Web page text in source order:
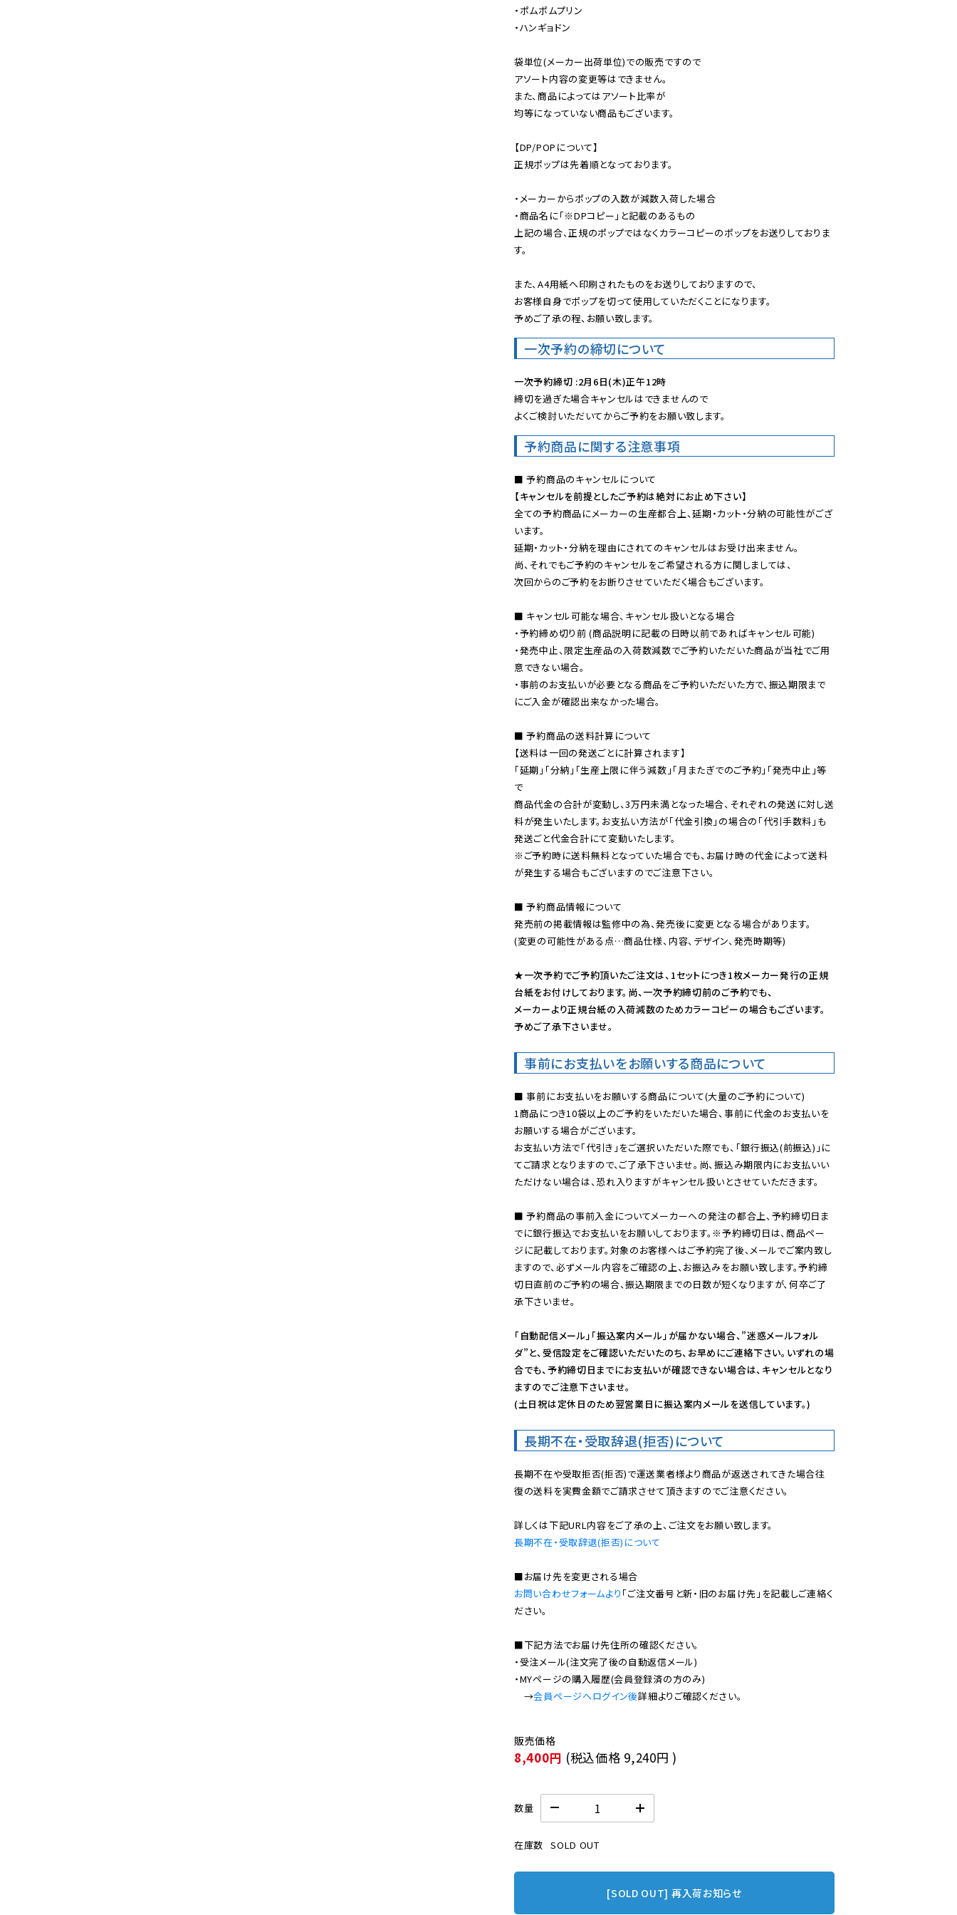
・ポムポムプリン
・ハンギョドン
袋単位(メーカー出荷単位)での販売ですので
アソート内容の変更等はできません。
また、商品によってはアソート比率が
均等になっていない商品もございます。
【DP/POPについて】
正規ポップは先着順となっております。
・メーカーからポップの入数が減数入荷した場合
・商品名に「※DPコピー」と記載のあるもの
上記の場合、正規のポップではなくカラーコピーのポップをお送りしておりま
す。
また、A4用紙へ印刷されたものをお送りしておりますので、
お客様自身でポップを切って使用していただくことになります。
予めご了承の程、お願い致します。
一次予約の締切について
一次予約締切 :2月6日(木)正午12時
締切を過ぎた場合キャンセルはできませんので
よくご検討いただいてからご予約をお願い致します。
予約商品に関する注意事項
【キャンセルを前提としたご予約は絶対にお止め下さい】
全ての予約商品にメーカーの生産都合上、延期・カット・分納の可能性がござ
います。
延期・カット・分納を理由にされてのキャンセルはお受け出来ません。
尚、それでもご予約のキャンセルをご希望される方に関しましては、
次回からのご予約をお断りさせていただく場合もございます。
■ キャンセル可能な場合、キャンセル扱いとなる場合
・予約締め切り前 (商品説明に記載の日時以前であればキャンセル可能)
・発売中止、限定生産品の入荷数減数でご予約いただいた商品が当社でご用
意できない場合。
・事前のお支払いが必要となる商品をご予約いただいた方で、振込期限まで
にご入金が確認出来なかった場合。
■ 予約商品の送料計算について
【送料は一回の発送ごとに計算されます】
「延期」「分納」「生産上限に伴う減数」「月またぎでのご予約」「発売中止」等
で
商品代金の合計が変動し、3万円未満となった場合、それぞれの発送に対し送
料が発生いたします。お支払い方法が「代金引換」の場合の「代引手数料」も
※ご予約時に送料無料となっていた場合でも、お届け時の代金によって送料
が発生する場合もございますのでご注意下さい。
■ 予約商品情報について
発売前の掲載情報は監修中の為、発売後に変更となる場合があります。
(変更の可能性がある点…商品仕様、内容、デザイン、発売時期等)
★一次予約でご予約頂いたご注文は、1セットにつき1枚メーカー発行の正規
台紙をお付けしております。尚、一次予約締切前のご予約でも、
メーカーより正規台紙の入荷減数のためカラーコピーの場合もございます。
予めご了承下さいませ。
事前にお支払いをお願いする商品について
■ 事前にお支払いをお願いする商品について(大量のご予約について)
1商品につき10袋以上のご予約をいただいた場合、事前に代金のお支払いを
お願いする場合がございます。
お支払い方法で「代引き」をご選択いただいた際でも、「銀行振込(前振込)」に
てご請求となりますので、ご了承下さいませ。尚、振込み期限内にお支払いい
ただけない場合は、恐れ入りますがキャンセル扱いとさせていただきます。
■ 予約商品の事前入金についてメーカーへの発注の都合上、予約締切日ま
でに銀行振込でお支払いをお願いしております。※予約締切日は、商品ペー
ジに記載しております。対象のお客様へはご予約完了後、メールでご案内致し
ますので、必ずメール内容をご確認の上、お振込みをお願い致します。予約締
切日直前のご予約の場合、振込期限までの日数が短くなりますが、何卒ご了
承下さいませ。
「自動配信メール」「振込案内メール」が届かない場合、”迷惑メールフォル
ダ”と、受信設定をご確認いただいたのち、お早めにご連絡下さい。いずれの場
合でも、予約締切日までにお支払いが確認できない場合は、キャンセルとなり
ますのでご注意下さいませ。
(土日祝は定休日のため翌営業日に振込案内メールを送信しています。)
長期不在・受取辞退(拒否)について
長期不在や受取拒否(拒否)で運送業者様より商品が返送されてきた場合往
復の送料を実費金額でご請求させて頂きますのでご注意ください。
長期不在・受取辞退(拒否)について
お問い合わせフォームより 「ご注文番号と新・旧のお届け先」を記載しご連絡く
ださい。
■下記方法でお届け先住所の確認ください。
・受注メール(注文完了後の自動返信メール)
・MYページの購入履歴(会員登録済の方のみ)
→会員ページへログイン後
8,400円 (税込価格 9,240円 )
数量
在庫数 SOLD OUT
[SOLD OUT] 再入荷お知らせ